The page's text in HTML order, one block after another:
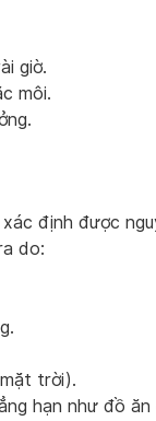
giờ.
môi.
định được
do:
trời).
hạn như đồ